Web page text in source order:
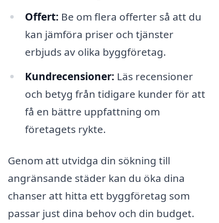
Offert: Be om flera offerter så att du
kan jämföra priser och tjänster
erbjuds av olika byggföretag.
Kundrecensioner: Läs recensioner
och betyg från tidigare kunder för att
få en bättre uppfattning om
företagets rykte.
Genom att utvidga din sökning till
angränsande städer kan du öka dina
chanser att hitta ett byggföretag som
passar just dina behov och din budget.